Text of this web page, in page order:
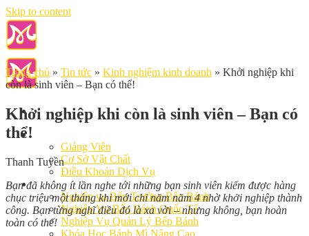
Skip to content
Giảng Viên
Cơ Sở Vật Chất
Điều Khoản Dịch Vụ
Học Làm Bánh
Nghiệp vụ Bếp Trưởng Bếp Bánh
Nghiệp Vụ Bếp Bánh Quốc Tế
Nghiệp Vụ Quản Lý Bếp Bánh
Khóa Học Bánh Mì Nâng Cao
Trang chủ » Tin tức » Kinh nghiệm kinh doanh » Khởi nghiệp khi
còn là sinh viên – Bạn có thể!
Khởi nghiệp khi còn là sinh viên – Bạn có
thể!
Thanh Tuyền
Bạn đã không ít lần nghe tới những bạn sinh viên kiếm được hàng
chục triệu một tháng khi mới chỉ năm năm 4 nhờ khởi nghiệp thành
công. Bạn từng nghĩ điều đó là xa vời – nhưng không, bạn hoàn
toàn có thể!